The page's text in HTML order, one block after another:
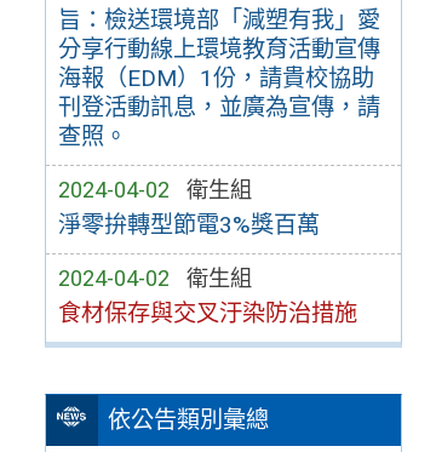
旨：檢送環境部「減塑有我」愛
分享行動線上環境教育活動宣傳
海報（EDM）1份，請貴校協助
刊登活動訊息，並廣為宣傳，請
查照。
2024-04-02 衛生組
淨零拚轉型節電3%獎百萬
2024-04-02 衛生組
食材保存與交叉汙染防治措施
依公告類別彙總